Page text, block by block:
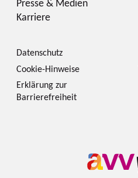
Karriere
Datenschutz
Cookie-Hinweise
Erklärung zur
Barrierefreiheit